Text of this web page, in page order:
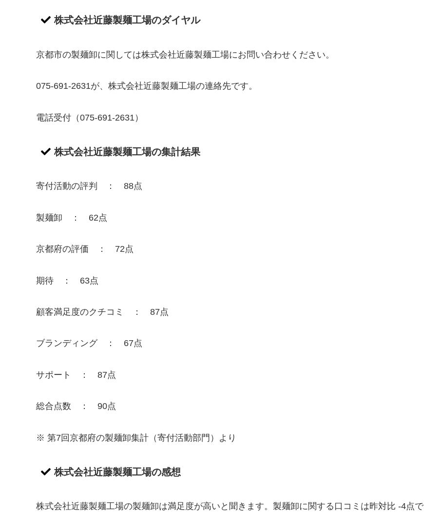
株式会社近藤製麺工場のダイヤル
京都市の製麺卸に関しては株式会社近藤製麺工場にお問い合わせください。
075-691-2631が、株式会社近藤製麺工場の連絡先です。
電話受付（075-691-2631）
株式会社近藤製麺工場の集計結果
寄付活動の評判 ： 88点
製麺卸 ： 62点
京都府の評価 ： 72点
期待 ： 63点
顧客満足度のクチコミ ： 87点
ブランディング ： 67点
サポート ： 87点
総合点数 ： 90点
※ 第7回京都府の製麺卸集計（寄付活動部門）より
株式会社近藤製麺工場の感想
株式会社近藤製麺工場の製麺卸は満足度が高いと聞きます。製麺卸に関する口コミは昨対比 -4点で